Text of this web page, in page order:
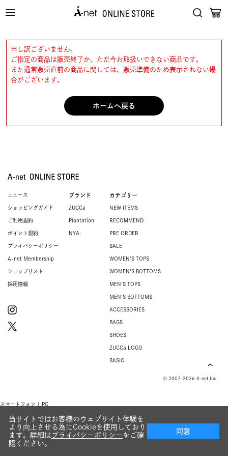
申し訳ございません。
ご指定の商品は販売終了か、ただ今お取扱いできない商品です。
また通常販売直前の商品に関しては、販売準備のため表示されない場
合がございます。
ホームへ戻る
ニュース
ショッピングガイド
ご利用規約
ポイント規約
プライバシーポリシー
A-net Membership
ショップリスト
採用情報
ブランド
ZUCCa
Plantation
NYA-
カテゴリー
NEW ITEMS
RECOMMEND
PRE ORDER
SALE
WOMEN'S TOPS
WOMEN'S BOTTOMS
MEN'S TOPS
MEN'S BOTTOMS
ACCESSORIES
BAGS
SHOES
ZUCCa LOGO
BASIC
© 2007-2026 A-net Inc.
スマートフォン | PC
当サイトではお客様のウェブサイト体験を
より向上させる為にCookieを使用しており
ます。詳細は プライバシーポリシー をご確
認ください。
同意